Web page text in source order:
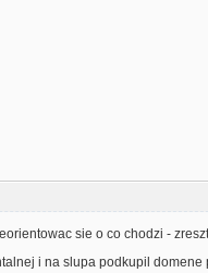
sie o co chodzi -
i na slupa podkupil